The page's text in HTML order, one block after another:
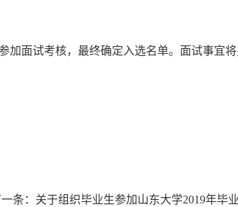
加面试考核，最终确定入选名单。 面试事宜将
条： 关于组织毕业生参加山东大学2019年毕